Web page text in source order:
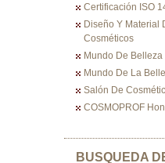
Certificación ISO
Diseño Y Material
Cosméticos
Mundo De Belleza
Mundo De La
Salón De
COSMOPROF
BUSQUEDA